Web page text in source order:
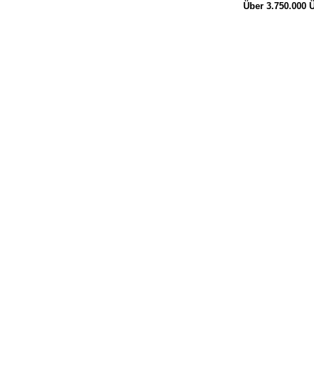
Über 3.750.000